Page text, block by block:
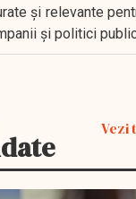
și relevante
și politici
Vezi